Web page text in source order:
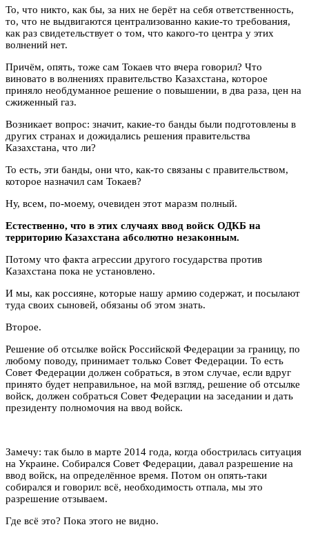
То, что никто, как бы, за них не берёт на себя ответственность,
то, что не выдвигаются централизованно какие-то требования,
как раз свидетельствует о том, что какого-то центра у этих
волнений нет.
Причём, опять, тоже сам Токаев что вчера говорил? Что
виновато в волнениях правительство Казахстана, которое
приняло необдуманное решение о повышении, в два раза, цен на
сжиженный газ.
Возникает вопрос: значит, какие-то банды были подготовлены в
других странах и дожидались решения правительства
Казахстана, что ли?
То есть, эти банды, они что, как-то связаны с правительством,
которое назначил сам Токаев?
Ну, всем, по-моему, очевиден этот маразм полный.
Естественно, что в этих случаях ввод войск ОДКБ на
территорию Казахстана абсолютно незаконным.
Потому что факта агрессии другого государства против
Казахстана пока не установлено.
И мы, как россияне, которые нашу армию содержат, и посылают
туда своих сыновей, обязаны об этом знать.
Второе.
Решение об отсылке войск Российской Федерации за границу, по
любому поводу, принимает только Совет Федерации. То есть
Совет Федерации должен собраться, в этом случае, если вдруг
принято будет неправильное, на мой взгляд, решение об отсылке
войск, должен собраться Совет Федерации на заседании и дать
президенту полномочия на ввод войск.
Замечу: так было в марте 2014 года, когда обострилась ситуация
на Украине. Собирался Совет Федерации, давал разрешение на
ввод войск, на определённое время. Потом он опять-таки
собирался и говорил: всё, необходимость отпала, мы это
разрешение отзываем.
Где всё это? Пока этого не видно.